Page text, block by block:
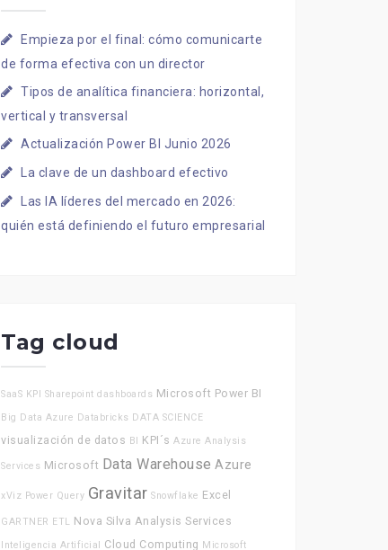
Empieza por el final: cómo comunicarte
de forma efectiva con un director
Tipos de analítica financiera: horizontal,
vertical y transversal
Actualización Power BI Junio 2026
La clave de un dashboard efectivo
Las IA líderes del mercado en 2026:
quién está definiendo el futuro empresarial
Tag cloud
SaaS KPI Sharepoint dashboards Microsoft Power BI
Big Data Azure Databricks DATA SCIENCE
visualización de datos BI KPI´s Azure Analysis
Services Microsoft Data Warehouse Azure
xViz Power Query Gravitar Snowflake Excel
GARTNER ETL Nova Silva Analysis Services
Inteligencia Artificial Cloud Computing Microsoft